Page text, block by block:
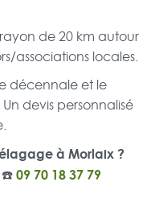
de 20 km autour
associations locales.
décennale et le
devis personnalisé
à Morlaix ?
☎️09 70 18 37 79